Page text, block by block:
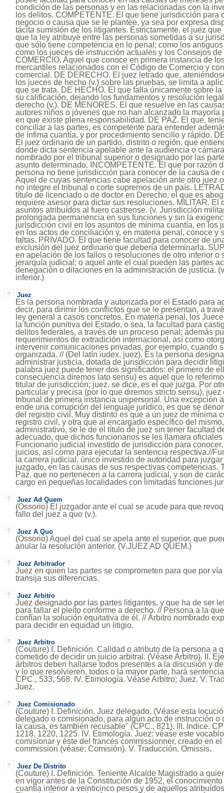
condición de las personas y en las relacionadas con la
los delitos. COMPETENTE. El que tiene jurisdicción para
negocio o causa que se le plantee, ya sea por expresa
tácita sumisión de los litigantes. Estrictamente, el juez
que la ley atribuye entre las personas sometidas a su
que sólo tiene competencia en lo penal; como los
como los jueces de instrucción actuales y los Consejos
COMERCIO. Aquel que conoce en primera instancia de
mercantiles relacionados con el Código de Comercio y
comercial. DE DERECHO. El juez letrado que,
los jueces de hecho (v.) sobre las pruebas, se limita a
que se trata. DE HECHO. El que falla únicamente sobre
su calificación, dejando los fundamentos y resolución
derecho (v.). DE MENORES. El que resuelve en las
autores niños o jóvenes que no han alcanzado la mayoría
en que existe plena responsabilidad. DE PAZ. El que,
conciliar a las partes, es competente para entender
de ínfima cuantía, y por procedimiento sencillo y rápido.
El juez ordinario de un partido, distrito o región, que
donde dicta sentencia apelable ante la audiencia o
nombrado por el tribunal superior o designado por las
asunto determinado. INCOMPETENTE. El que por razón
persona no tiene jurisdicción para conocer de la causa de
Aquel de cuyas sentencias cabe apelación ante otro juez
no integre el tribunal o corte supremos de un país.
título de licenciado o de doctor en Derecho, el que es
requiere asesor para dictar sus resoluciones. MILITAR. El
asuntos atribuídos al fuero castrense. (v. Jurisdicción
prolongada permanencia en sus funciones y sin la
jurisdicción civil en los asuntos de mínima cuantía, en los
en los actos de conciliación y, en materia penal, conoce y
faltas. PRIVADO. El que tiene facultad para conocer de
exclusión del juez ordinario que debería determinarla.
en apelación de los fallos o resoluciones de otro inferior o
jerarquía judicial; o aquel ante el cual pueden las partes
denegación o dilaciones en la administración de justicia.
inferior.)
Juez
Es la persona nombrada y autorizada por el Estado para
decir, para dirimir los conflictos que se le presentan, a
ley general a casos concretos. En materia penal, los
la función punitiva del Estado, o sea, la facultad para
delitos federales, a través de un proceso penal; además
requerimientos de extradición internacional, así como
intervenir comunicaciones privadas, por ejemplo, cuando
organizada. // (Del latín iudex, juez). Es la persona
administrar justicia, dotada de jurisdicción para decidir
palabra juez puede tener dos significados: el primero de
consecuencia diremos lato sensu) es aquel que lo
titular de jurisdicción; juez, se dice, es el que juzga. Por
particular y precisa (por lo que diremos stricto sensu),
tribunal de primera instancia unipersonal. Una excepción
ende una corrupción del lenguaje jurídico, es que se
del registro civil. Muy distinto es que a un juez de mínima
registro civil, y otra que al encargado específico del
administrativo, se le de el título de juez sin tener facultad
adecuado, que dichos funcionarios se les llamara
Funcionario judicial investido de jurisdicción para
juicios, así como para ejecutar la sentencia respectiva.//
la carrera judicial, único investido de autoridad para
juzgado, en las causas de sus respectivas competencias.
Paz, que no pertenecen a la carrera judicial, y son de
cargo en pequeñas localidades con limitadas funciones
Juez Ad Quem
(Ossorio) El juzgador ante el cual se acude para que
fallo del juez a quo (v.).
Juez A Quo
(Ossorio) Aquel del cual se apela ante el superior, que
anular la resolución anterior. (V.JUEZ AD QUEM.)
Juez Arbitrador
Juez en quien las partes se comprometen para que por
transija sus diferencias.
Juez Arbitro
Juez designado por las partes litigantes, y que ha de ser
para fallar el pleito conforme a derecho. // Persona a la
confían la solución equitativa de él. // Árbitro nombrado
para decidir en equidad un litigio.
Juez Arbitro
(Couture) I. Definición. Calidad o atributo de la persona a
cometido de decidir un juicio arbitral. (Véase Arbitro). II.
árbitros deben hallarse todos presentes a la discusión y
y lo que resolvieren, todos o la mayor parte, hará
CPC., 533, 568. IV. Etimología. Véase Arbitro; Juez. V.
Juez.
Juez Comisionado
(Couture) I. Definición. Juez delegado. (Véase esta
delegado o comisionado, para algún acto de instrucción o
la causa, es también recusable" (CPC., 821). III. Indice.
1218, 1220, 1225. IV. Etimología. Juez: véase este
comisionar y éste del francés commissionner, creado en
commission (véase: Comisión). V. Traducción. Omissis.
Juez De Distrito
(Couture) I. Definición. Teniente Alcalde Magistrado a
en vigor antes de la Constitución de 1952, el
cuantía inferior a veinticinco pesos y de aquellos